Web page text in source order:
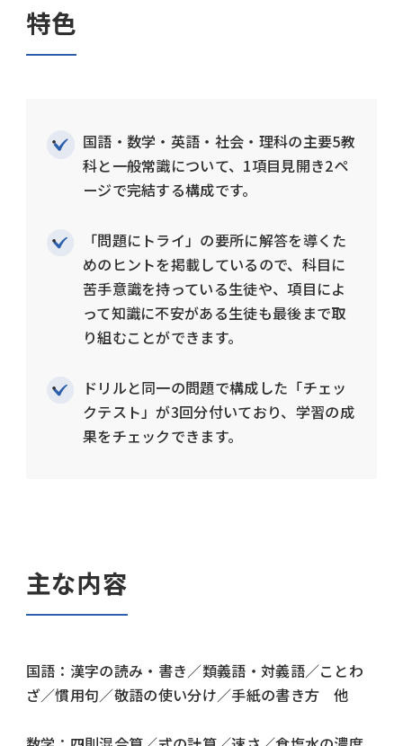
特色
国語・数学・英語・社会・理科の主要5教
科と一般常識について、1項目見開き2ペ
ージで完結する構成です。
「問題にトライ」の要所に解答を導くた
めのヒントを掲載しているので、科目に
苦手意識を持っている生徒や、項目によ
って知識に不安がある生徒も最後まで取
り組むことができます。
ドリルと同一の問題で構成した「チェッ
クテスト」が3回分付いており、学習の成
果をチェックできます。
主な内容
国語：漢字の読み・書き／類義語・対義語／ことわ
ざ／慣用句／敬語の使い分け／手紙の書き方 他